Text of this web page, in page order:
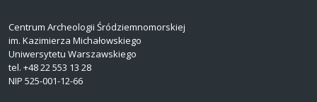
Centrum Archeologii Śródziemnomorskiej
im. Kazimierza Michałowskiego
Uniwersytetu Warszawskiego
tel. +48 22 553 13 28
NIP 525-001-12-66